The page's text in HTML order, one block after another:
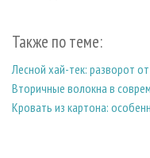
Также по теме:
Лесной хай-тек: разворот
Вторичные волокна в
Кровать из картона: